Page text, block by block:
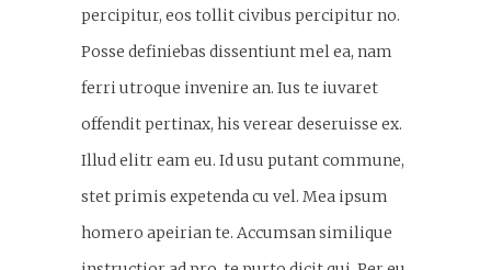
percipitur, eos tollit civibus percipitur no.
Posse definiebas dissentiunt mel ea, nam
ferri utroque invenire an. Ius te iuvaret
offendit pertinax, his verear deseruisse ex.
Illud elitr eam eu. Id usu putant commune,
stet primis expetenda cu vel. Mea ipsum
homero apeirian te. Accumsan similique